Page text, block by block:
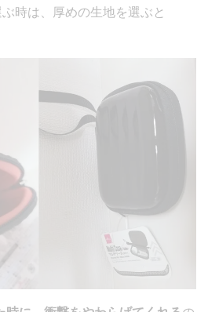
時は、厚めの生地を選ぶと